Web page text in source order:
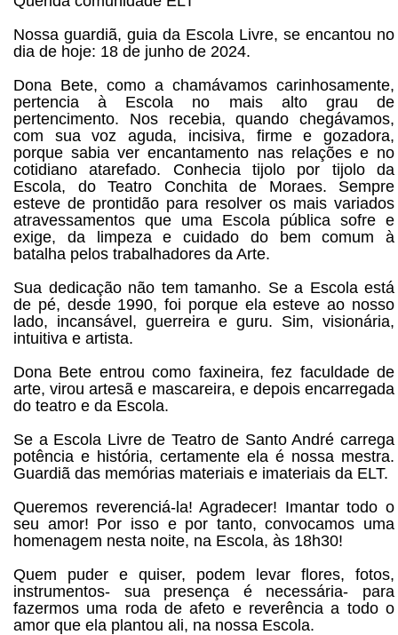
Nossa guardiã, guia da Escola Livre, se encantou no
dia de hoje: 18 de junho de 2024.
Dona Bete, como a chamávamos carinhosamente,
pertencia à Escola no mais alto grau de
pertencimento. Nos recebia, quando chegávamos,
com sua voz aguda, incisiva, firme e gozadora,
porque sabia ver encantamento nas relações e no
cotidiano atarefado. Conhecia tijolo por tijolo da
Escola, do Teatro Conchita de Moraes. Sempre
esteve de prontidão para resolver os mais variados
atravessamentos que uma Escola pública sofre e
exige, da limpeza e cuidado do bem comum à
batalha pelos trabalhadores da Arte.
Sua dedicação não tem tamanho. Se a Escola está
de pé, desde 1990, foi porque ela esteve ao nosso
lado, incansável, guerreira e guru. Sim, visionária,
intuitiva e artista.
Dona Bete entrou como faxineira, fez faculdade de
arte, virou artesã e mascareira, e depois encarregada
do teatro e da Escola.
Se a Escola Livre de Teatro de Santo André carrega
potência e história, certamente ela é nossa mestra.
Guardiã das memórias materiais e imateriais da ELT.
Queremos reverenciá-la! Agradecer! Imantar todo o
seu amor! Por isso e por tanto, convocamos uma
homenagem nesta noite, na Escola, às 18h30!
Quem puder e quiser, podem levar flores, fotos,
instrumentos- sua presença é necessária- para
fazermos uma roda de afeto e reverência a todo o
amor que ela plantou ali, na nossa Escola.